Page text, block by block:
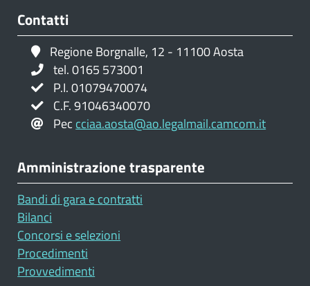
Contatti
Regione Borgnalle, 12 - 11100 Aosta
tel. 0165 573001
P.I. 01079470074
C.F. 91046340070
Pec cciaa.aosta@ao.legalmail.camcom.it
Amministrazione trasparente
Bandi di gara e contratti
Bilanci
Concorsi e selezioni
Procedimenti
Provvedimenti